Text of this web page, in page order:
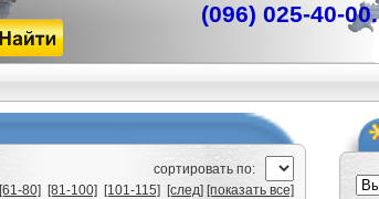
(096) 025-40-00.
cортировать по:
[61-80] [81-100] [101-115] [след] [показать все]